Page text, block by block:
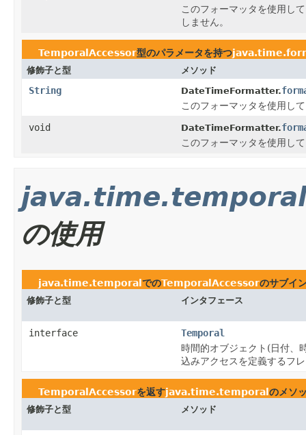
このフォーマッタを使用し
しません。
TemporalAccessor型のパラメータを持つ
修飾子と型 メソッド
String DateTimeFormatter.
このフォーマッタを使用し
void
DateTimeFormatter.
このフォーマッタを使用し
java.time.temporal
の使用
java.time.temporalでのTemporalAccessorのサブイ
修飾子と型 インタフェース
interface
Temporal
時間的オブジェクト(日付、
込みアクセスを定義するフ
TemporalAccessorを返すjava.time.temporalのメソ
修飾子と型 メソッド